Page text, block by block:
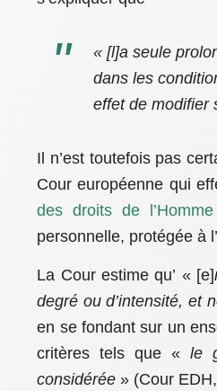
« [l]a seule
dans les
effet de modifier
Il n’est toutefois pas
Cour européenne qui
des droits de
personnelle, protégée à
La Cour estime qu’ « [e]
degré ou d’intensité, et
en se fondant sur un
critères tels que «le
considérée » (Cour